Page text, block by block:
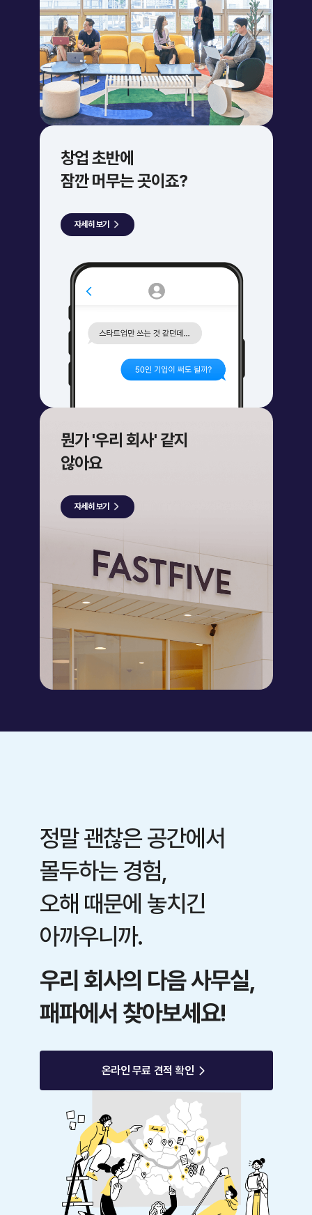
창업 초반에
잠깐 머무는 곳이죠?
자세히 보기
뭔가 '우리 회사' 같지
않아요
자세히 보기
정말 괜찮은 공간에서
몰두하는 경험,
오해 때문에 놓치긴
아까우니까.
우리 회사의 다음 사무실,
패파에서 찾아보세요!
온라인 무료 견적 확인